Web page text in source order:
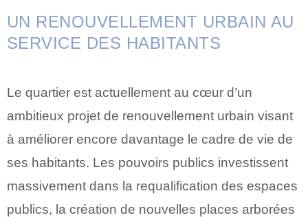
UN RENOUVELLEMENT URBAIN AU
SERVICE DES HABITANTS
Le quartier est actuellement au cœur d’un
ambitieux projet de renouvellement urbain visant
à améliorer encore davantage le cadre de vie de
ses habitants. Les pouvoirs publics investissent
massivement dans la requalification des espaces
publics, la création de nouvelles places arborées